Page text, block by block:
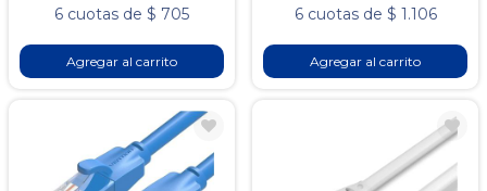
6 cuotas de $ 705
Agregar al carrito
6 cuotas de $ 1.106
Agregar al carrito